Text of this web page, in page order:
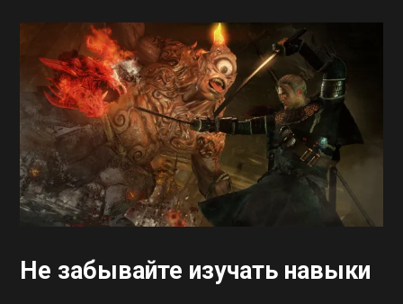
Не забывайте изучать навыки